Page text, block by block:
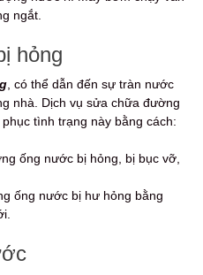
ngắt.
hỏng
, có thể dẫn đến sự tràn nước
nhà. Dịch vụ sửa chữa đường
tình trạng này bằng cách:
ống nước bị hỏng, bị bục vỡ,
ống nước bị hư hỏng bằng